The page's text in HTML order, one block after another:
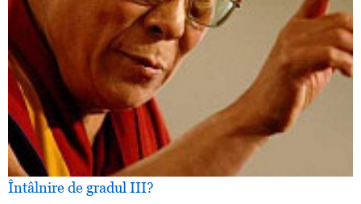
Întâlnire de gradul III?